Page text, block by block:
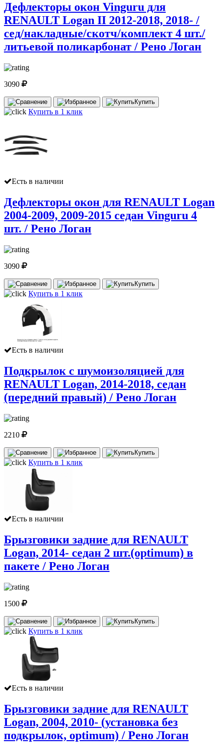
Дефлекторы окон Vinguru для
RENAULT Logan II 2012-2018, 2018- /
сед/накладные/скотч/комплект 4 шт./
литьевой поликарбонат / Рено Логан
3090
Купить
Купить в 1 клик
Есть в наличии
Дефлекторы окон для RENAULT Logan
2004-2009, 2009-2015 седан Vinguru 4
шт. / Рено Логан
3090
Купить
Купить в 1 клик
Есть в наличии
Подкрылок с шумоизоляцией для
RENAULT Logan, 2014-2018, седан
(передний правый) / Рено Логан
2210
Купить
Купить в 1 клик
Есть в наличии
Брызговики задние для RENAULT
Logan, 2014- седан 2 шт.(optimum) в
пакете / Рено Логан
1500
Купить
Купить в 1 клик
Есть в наличии
Брызговики задние для RENAULT
Logan, 2004, 2010- (установка без
подкрылок, optimum) / Рено Логан